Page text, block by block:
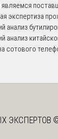
экспертиза
анализ
анализ
сотового
ЭКСПЕРТОВ ©